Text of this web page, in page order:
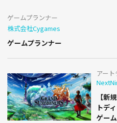
ゲームプランナー
株式会社Cygames
ゲームプランナー
アー
【新
トデ
ゲーム